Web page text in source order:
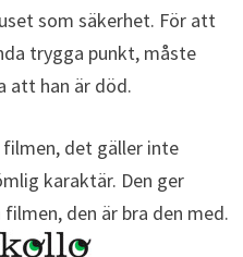
som säkerhet. För att
trygga punkt, måste
att han är död.
det gäller inte
karaktär. Den ger
den är bra den med.